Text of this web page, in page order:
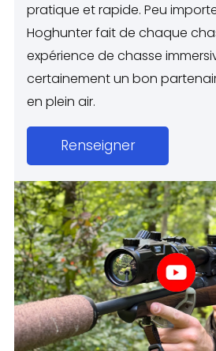
pratique et rapide. Peu
Hoghunter fait de chaque
expérience de chasse
certainement un bon
en plein air.
Renseigner